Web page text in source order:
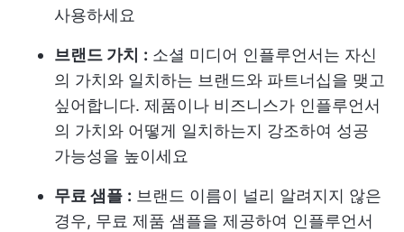
사용하세요
브랜드 가치 : 소셜 미디어 인플루언서는 자신
의 가치와 일치하는 브랜드와 파트너십을 맺고
싶어합니다. 제품이나 비즈니스가 인플루언서
의 가치와 어떻게 일치하는지 강조하여 성공
가능성을 높이세요
무료 샘플 : 브랜드 이름이 널리 알려지지 않은
경우, 무료 제품 샘플을 제공하여 인플루언서